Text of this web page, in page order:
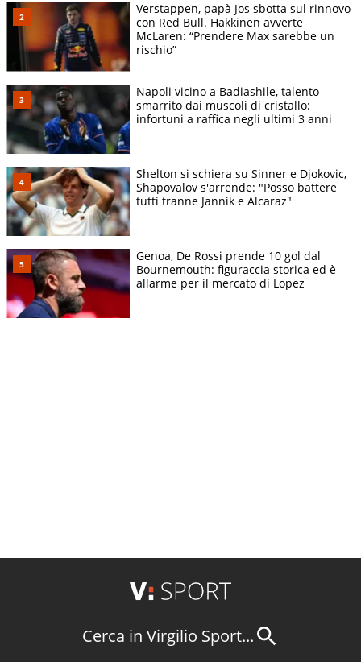
Verstappen, papà Jos sbotta sul rinnovo
con Red Bull. Hakkinen avverte
McLaren: “Prendere Max sarebbe un
rischio”
Napoli vicino a Badiashile, talento
smarrito dai muscoli di cristallo:
infortuni a raffica negli ultimi 3 anni
Shelton si schiera su Sinner e Djokovic,
Shapovalov s'arrende: "Posso battere
tutti tranne Jannik e Alcaraz"
Genoa, De Rossi prende 10 gol dal
Bournemouth: figuraccia storica ed è
allarme per il mercato di Lopez
Cerca in Virgilio Sport...